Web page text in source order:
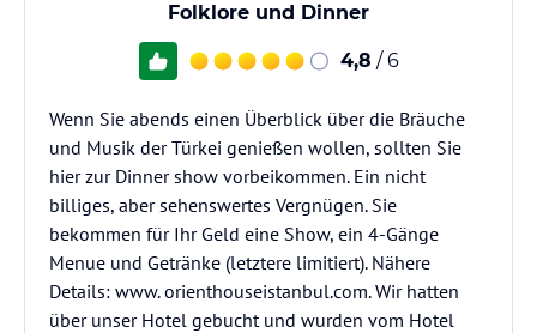
Folklore und Dinner
4,8 / 6
Wenn Sie abends einen Überblick über die Bräuche
und Musik der Türkei genießen wollen, sollten Sie
hier zur Dinner show vorbeikommen. Ein nicht
billiges, aber sehenswertes Vergnügen. Sie
bekommen für Ihr Geld eine Show, ein 4-Gänge
Menue und Getränke (letztere limitiert). Nähere
Details: www. orienthouseistanbul.com. Wir hatten
über unser Hotel gebucht und wurden vom Hotel